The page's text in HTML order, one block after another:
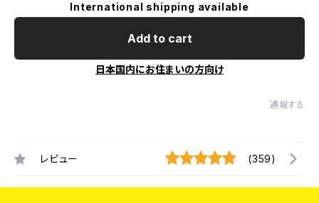
International shipping available
Add to cart
日本国内にお住まいの方向け
通報する
レビュー (359)